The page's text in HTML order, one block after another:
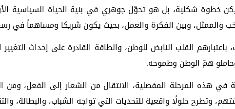
خطوة شكلية، بل هو تحوّل جوهري في بنية الحياة السياسية
والممثل، وبين الفكرة والعمل، بحيث يكون شريكا ومساهماً في
القلب النابض للوطن، والطاقة القادرة على إحداث
همّ الوطن وطموحه.
في هذه المرحلة المفصلية، الانتقال من الشعار إلى الفعل، ومن
وتطرح حلولًا واقعية للتحديات التي تواجه الشباب، والبطالة،